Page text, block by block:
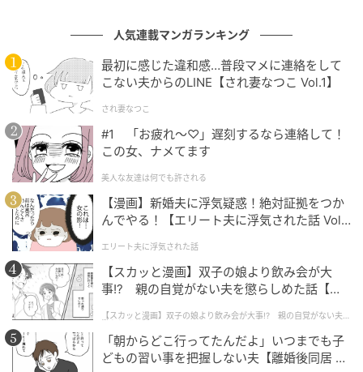
を1本動かして、「4」にすることで正解となります。
まとめ
今回の問題は楽しめたでしょうか？
マッチ棒クイズは、シンプルですが頭の体操となり柔
軟な思考を養うために役立ちます。
一人でも十分楽しめますが、大人数で遊んでみると何
倍も楽しめますよ。
※ご紹介した方法の他に、複数解が存在する場合があ
ります。
人気連載マンガランキング
最初に感じた違和感…普段マメに連絡をして
こない夫からのLINE【され妻なつこ Vol.1】
され妻なつこ
#1 「お疲れ〜♡」遅刻するなら連絡して！
この女、ナメてます
美人な友達は何でも許される
【漫画】新婚夫に浮気疑惑！絶対証拠をつか
んでやる！【エリート夫に浮気された話 Vol.
エリート夫に浮気された話
【スカッと漫画】双子の娘より飲み会が大
事!? 親の自覚がない夫を懲らしめた話【第1
【スカッと漫画】双子の娘より飲み会が大事!? 親の自覚がない夫を
懲らしめた話
「朝からどこ行ってたんだよ」いつまでも子
どもの習い事を把握しない夫【離婚後同居 Vo